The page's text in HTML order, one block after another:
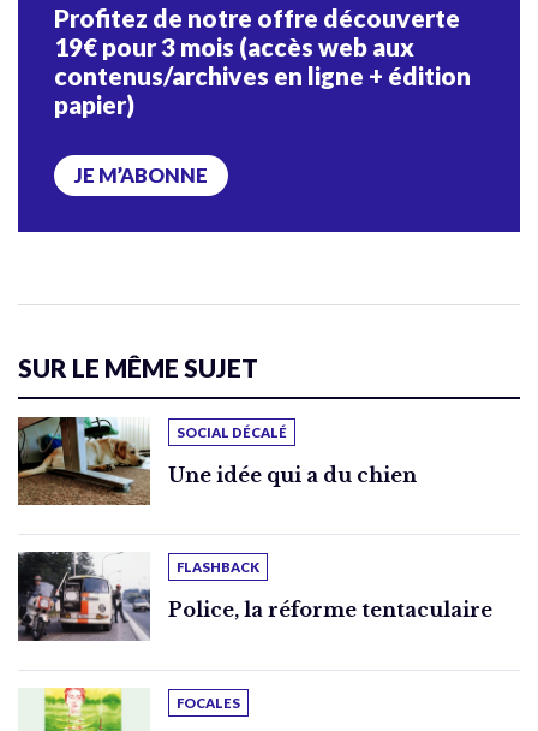
Profitez de notre offre découverte
19€ pour 3 mois (accès web aux
contenus/archives en ligne + édition
papier)
JE M’ABONNE
SUR LE MÊME SUJET
SOCIAL DÉCALÉ
Une idée qui a du chien
FLASHBACK
Police, la réforme tentaculaire
FOCALES